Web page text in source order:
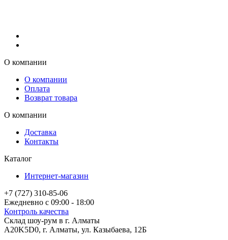
О компании
О компании
Оплата
Возврат товара
О компании
Доставка
Контакты
Каталог
Интернет-магазин
+7 (727) 310-85-06
Ежедневно с 09:00 - 18:00
Контроль качества
Склад шоу-рум в г. Алматы
A20K5D0, г. Алматы, ул. Казыбаева, 12Б